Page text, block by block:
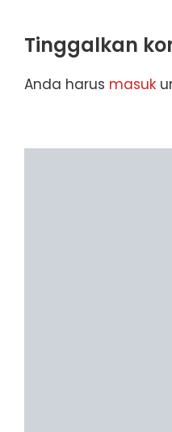
Tinggalkan
Anda harus masuk